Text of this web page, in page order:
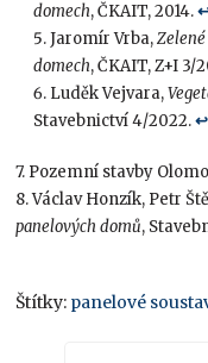
domech, ČKAIT, 2014.
Jaromír Vrba,
domech, ČKAIT, Z+I 3/
Luděk Vejvara,
Stavebnictví 4/2022.↩︎
7. Pozemní stavby
8. Václav Honzík, Petr
panelových domů,
Štítky: panelové